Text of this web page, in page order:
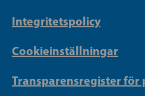
Integritetspolicy
Cookieinställningar
Transparensregister för